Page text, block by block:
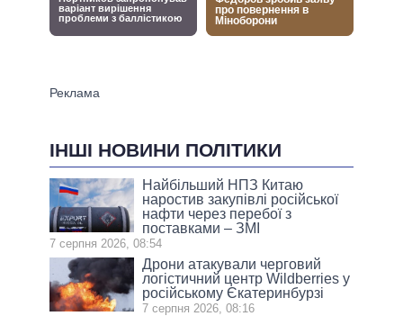
ІНШІ НОВИНИ ПОЛІТИКИ
Найбільший НПЗ Китаю
наростив закупівлі російської
нафти через перебої з
поставками – ЗМІ
7 серпня 2026, 08:54
Дрони атакували черговий
логістичний центр Wildberries у
російському Єкатеринбурзі
7 серпня 2026, 08:16